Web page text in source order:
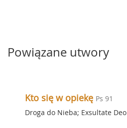
Powiązane utwory
Kto się w opiekę Ps 91
Droga do Nieba; Exsultate Deo